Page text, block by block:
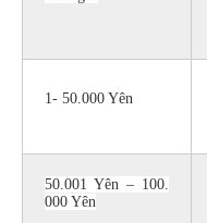
1- 50.000 Yên
50.001 Yên – 100.
000 Yên